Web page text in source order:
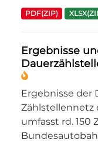
PDF(ZIP)
Ergebnisse
Ergebnisse der
Zählstellennetz
umfasst rd. 150